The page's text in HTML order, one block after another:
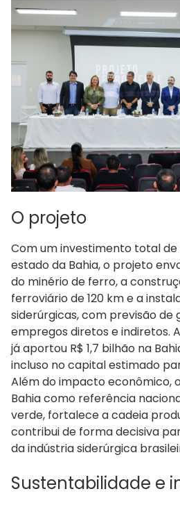
O projeto
Com um investimento total de
estado da Bahia, o projeto
do minério de ferro, a
ferroviário de 120 km e a
siderúrgicas, com previsão de
empregos diretos e indiretos.
já aportou R$ 1,7 bilhão na
incluso no capital estimado
Além do impacto econômico,
Bahia como referência
verde, fortalece a cadeia
contribui de forma decisiva
da indústria siderúrgica
Sustentabilidade e